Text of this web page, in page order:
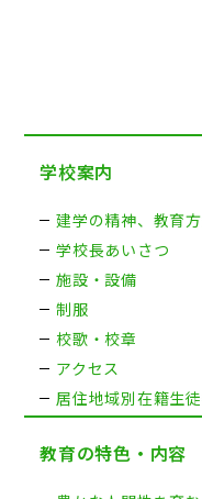
学校案内
建学の精神、教育
学校長あいさつ
施設・設備
制服
校歌・校章
アクセス
居住地域別在籍生
教育の特色・内容